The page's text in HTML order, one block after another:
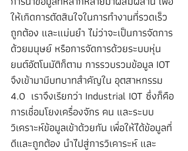
ให้เกิดการตัดสินใจในการทำงานที่รวดเร็ว
ถูกต้อง และแม่นยำ ไม่ว่าจะเป็นการจัดการ
ด้วยมนุษย์ หรือการจัดการด้วยระบบหุ่น
ยนต์อัตโนมัติก็ตาม การรวบรวมข้อมูล IOT
จึงเข้ามามีบทบาทสำคัญใน อุตสาหกรรม
4.0  เราจึงเรียกว่า Industrial IOT ซึ่งก็คือ
การเชื่อมโยงเครื่องจักร คน และระบบ
วิเคราะห์ข้อมูลเข้าด้วยกัน เพื่อให้ได้ข้อมูลที่
ดีและถูกต้อง นำไปสู่การวิเคาระห์ และ